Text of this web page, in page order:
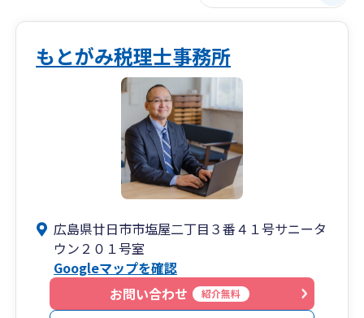
もとがみ税理士事務所
広島県廿日市市塩屋二丁目３番４１号サニータ
ウン２０１号室
Googleマップを確認
お問い合わせ
紹介無料